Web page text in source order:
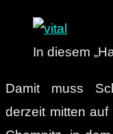
In diesem
Damit muss
derzeit mitten